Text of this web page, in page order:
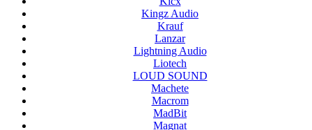
Kingz Audio
Krauf
Lanzar
Lightning Audio
Liotech
LOUD SOUND
Machete
Macrom
MadBit
Magnat